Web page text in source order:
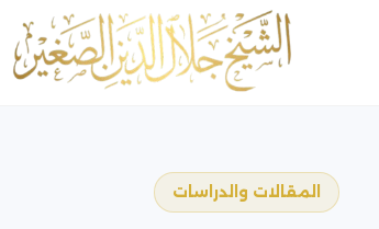
المقالات والدراسات